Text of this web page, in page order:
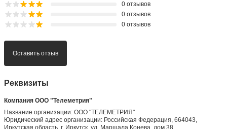
0 отзывов
0 отзывов
0 отзывов
Оставить отзыв
Реквизиты
Компания ООО "Телеметрия"
Название организации: ООО "ТЕЛЕМЕТРИЯ"
Юридический адрес организации: Российская Федерация, 664043,